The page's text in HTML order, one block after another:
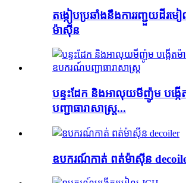
តង្កៀបប្រឆាំងនឹងការរញ្ជួយដីរមៀ
ម៉ាស៊ីន
បន្ទះដែក និងអាលុយមីញ៉ូម បង្ក
បញ្ជាធារាសាស្ត្រ...
ឧបករណ៍កាត់ ពត់ម៉ាស៊ីន